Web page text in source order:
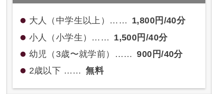
大人（中学生以上）…… 1,800円/40分
小人（小学生）…… 1,500円/40分
幼児（3歳〜就学前）…… 900円/40分
2歳以下 …… 無料